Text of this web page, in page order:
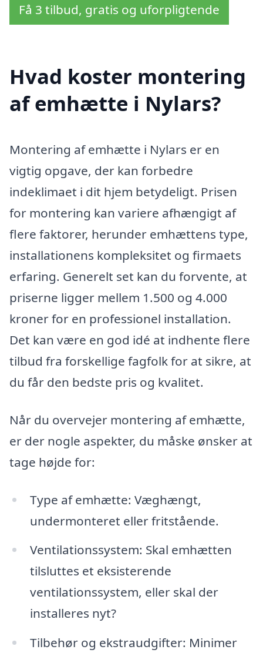
Få 3 tilbud, gratis og uforpligtende
Hvad koster montering
af emhætte i Nylars?
Montering af emhætte i Nylars er en
vigtig opgave, der kan forbedre
indeklimaet i dit hjem betydeligt. Prisen
for montering kan variere afhængigt af
flere faktorer, herunder emhættens type,
installationens kompleksitet og firmaets
erfaring. Generelt set kan du forvente, at
priserne ligger mellem 1.500 og 4.000
kroner for en professionel installation.
Det kan være en god idé at indhente flere
tilbud fra forskellige fagfolk for at sikre, at
du får den bedste pris og kvalitet.
Når du overvejer montering af emhætte,
er der nogle aspekter, du måske ønsker at
tage højde for:
Type af emhætte: Væghængt,
undermonteret eller fritstående.
Ventilationssystem: Skal emhætten
tilsluttes et eksisterende
ventilationssystem, eller skal der
installeres nyt?
Tilbehør og ekstraudgifter: Minimer